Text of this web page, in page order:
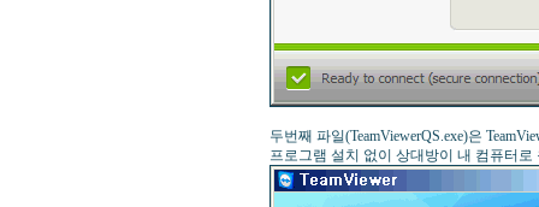
두번째 파일(TeamViewerQS.exe)은
프로그램 설치 없이 상대방이 내 컴퓨터로